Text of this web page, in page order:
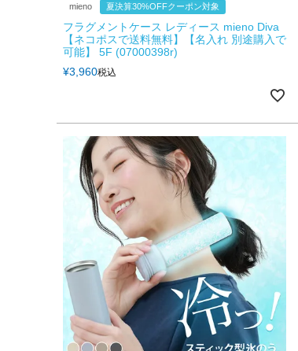
mieno 夏決算30%OFFクーポン対象
フラグメントケース レディース mieno Diva
【ネコポスで送料無料】【名入れ 別途購入で
可能】 5F (07000398r)
¥3,960税込